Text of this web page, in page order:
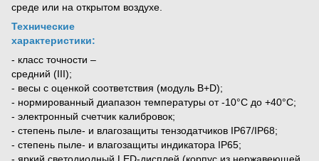
среде или на открытом воздухе.
Технические
характеристики:
- класс точности –
средний (III);
- весы с оценкой соответствия (модуль B+D);
- нормированный диапазон температуры от -10°С до +40°С;
- электронный счетчик калибровок;
- степень пыле- и влагозащиты тензодатчиков IP67/IP68;
- степень пыле- и влагозащиты индикатора IP65;
- яркий светодиодный LED-дисплей (корпус из нержавеющей